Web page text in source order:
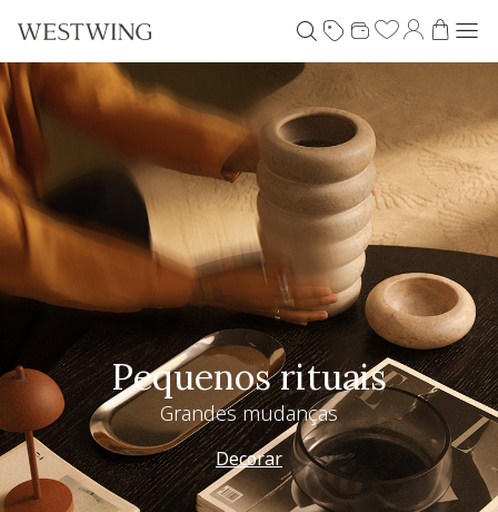
Pequenos rituais
Grandes mudanças
Decorar